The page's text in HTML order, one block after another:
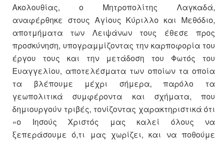
Ακολουθίας, ο Μητροπολίτης Λαγκαδά,
αναφέρθηκε στους Αγίους Κύριλλο και Μεθόδιο,
αποτμήματα των Λειψάνων τους έθεσε προς
προσκύνηση, υπογραμμίζοντας την καρποφορία του
έργου τους και την μετάδοση του Φωτός του
Ευαγγελίου, αποτελέσματα των οποίων τα οποία
τα βλέπουμε μέχρι σήμερα, παρόλο τα
γεωπολιτικά συμφέροντα και σχήματα, που
δημιουργούν τριβές, τονίζοντας χαρακτηριστικά ότι
«ο Ιησούς Χριστός μας καλεί όλους να
ξεπεράσουμε ό,τι μας χωρίζει, και να ποθούμε